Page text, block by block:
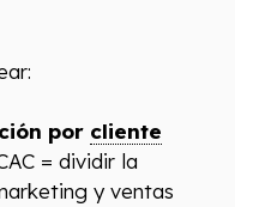
por cliente
= dividir la
y ventas